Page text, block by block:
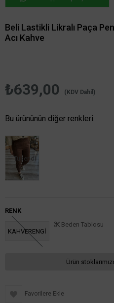
Beli Lastikli Likralı Paça
Acı Kahve
₺639,00 (KDV Dahil)
Bu ürününün diğer renkleri:
Tükendi
RENK
KAHVERENGİ
Beden Tablosu
Ürün
Favorilere Ekle